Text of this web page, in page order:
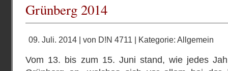
Grünberg 2014
09. Juli. 2014 | von D!N 4711 | Kategorie: Allgemein
Vom 13. bis zum 15. Juni stand, wie jedes